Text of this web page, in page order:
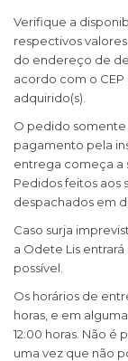
Verifique a
respectivos
do endereço de
acordo com o
adquirido(s).
O pedido somente
pagamento pela
entrega começa a
Pedidos feitos aos
despachados em
Caso surja
a Odete Lis
possível.
Os horários de
horas, e em
12:00 horas. Não é
uma vez que não